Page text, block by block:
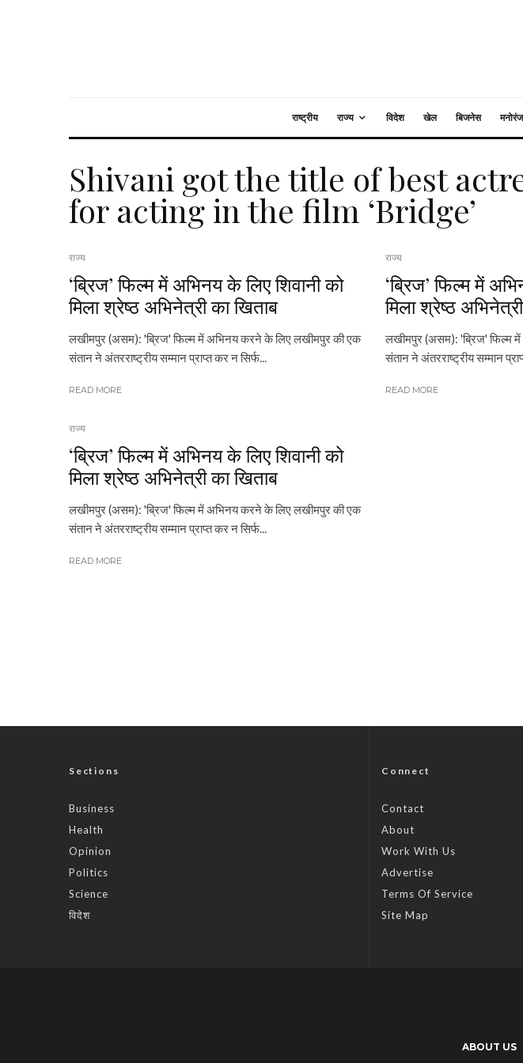
राष्ट्रीय राज्य विदेश खेल बिजनेस
Shivani got the title of best
for acting in the film ‘Bridge’
राज्य
‘ब्रिज’ फिल्म में अभिनय के लिए शिवानी को
मिला श्रेष्ठ अभिनेत्री का खिताब
लखीमपुर (असम): 'ब्रिज' फिल्म में अभिनय करने के लिए लखीमपुर की एक
संतान ने अंतरराष्ट्रीय सम्मान प्राप्त कर न सिर्फ...
READ MORE
राज्य
‘ब्रिज’ फिल्म में अभिनय के लिए शिवानी को
मिला श्रेष्ठ अभिनेत्री का खिताब
लखीमपुर (असम): 'ब्रिज' फिल्म में अभिनय करने के लिए लखीमपुर की एक
संतान ने अंतरराष्ट्रीय सम्मान प्राप्त कर न सिर्फ...
READ MORE
राज्य
‘ब्रिज’ फिल्म में
मिला श्रेष्ठ
लखीमपुर (असम): 'ब्रिज' फिल्म
संतान ने अंतरराष्ट्रीय सम्मान
READ MORE
Sections
Business
Health
Opinion
Politics
Science
विदेश
Connect
Contact
About
Work With Us
Advertise
Terms Of Service
Site Map
ABOUT US